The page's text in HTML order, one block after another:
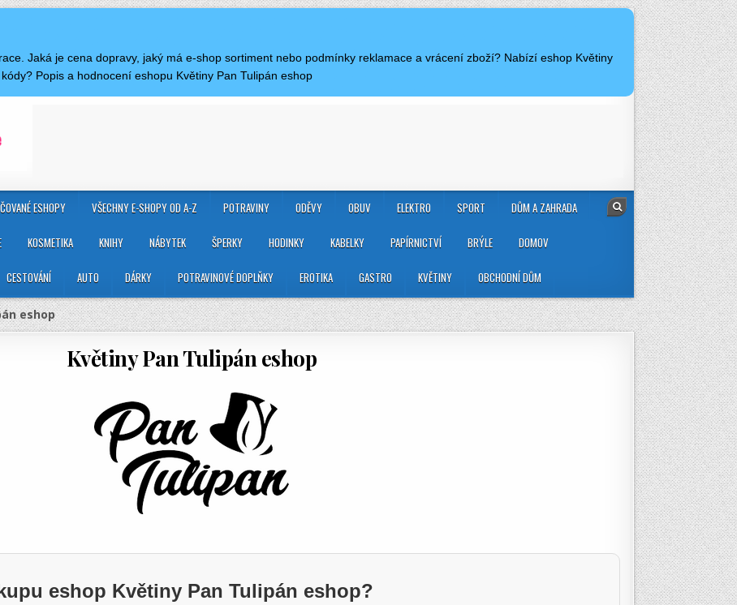
Jaká je cena dopravy, jaký má e-shop sortiment nebo podmínky reklamace a vrácení zboží? Nabízí eshop Květiny
Popis a hodnocení eshopu Květiny Pan Tulipán eshop
ESHOPY VŠECHNY E-SHOPY OD A-Z POTRAVINY ODĚVY OBUV ELEKTRO SPORT DŮM A ZAHRADA
KOSMETIKA KNIHY NÁBYTEK ŠPERKY HODINKY KABELKY PAPÍRNICTVÍ BRÝLE DOMOV
CESTOVÁNÍ AUTO DÁRKY POTRAVINOVÉ DOPLŇKY EROTIKA GASTRO KVĚTINY OBCHODNÍ DŮM
eshop
Květiny Pan Tulipán eshop
eshop Květiny Pan Tulipán eshop?